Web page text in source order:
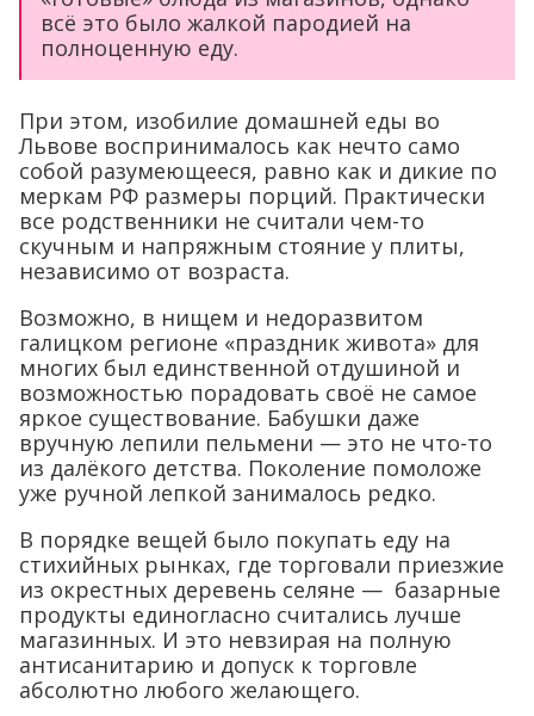
всё это было жалкой пародией на
полноценную еду.
При этом, изобилие домашней еды во
Львове воспринималось как нечто само
собой разумеющееся, равно как и дикие по
меркам РФ размеры порций. Практически
все родственники не считали чем-то
скучным и напряжным стояние у плиты,
независимо от возраста.
Возможно, в нищем и недоразвитом
галицком регионе «праздник живота» для
многих был единственной отдушиной и
возможностью порадовать своё не самое
яркое существование. Бабушки даже
вручную лепили пельмени — это не что-то
из далёкого детства. Поколение помоложе
уже ручной лепкой занималось редко.
В порядке вещей было покупать еду на
стихийных рынках, где торговали приезжие
из окрестных деревень селяне — базарные
продукты единогласно считались лучше
магазинных. И это невзирая на полную
антисанитарию и допуск к торговле
абсолютно любого желающего.